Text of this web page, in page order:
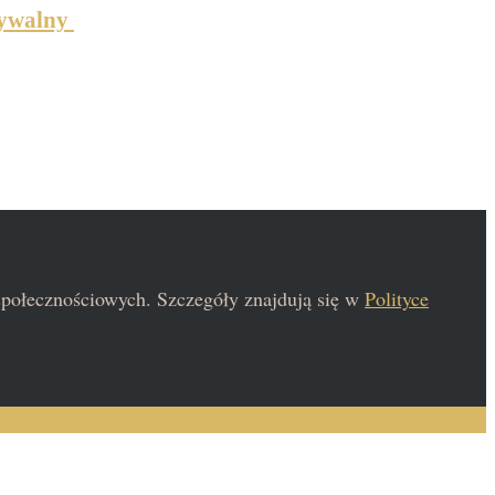
Szczegóły znajdują się w Polityce